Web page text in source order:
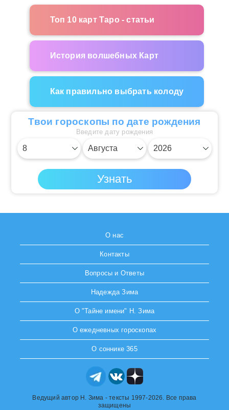
Топ 10 карт Таро - статьи
История волшебных Карт
Как правильно выбрать колоду
Твои гороскопы по дате рождения
Введите дату рождения
О нас
Контакты
Вопросы и Ответы
Надежда Зима
О "Тайне имени" Н. Зима
О ежедневных гороскопах
О соннике 365
Ведущий автор Н. Зима - тексты 1997-2026. Все права
защищены